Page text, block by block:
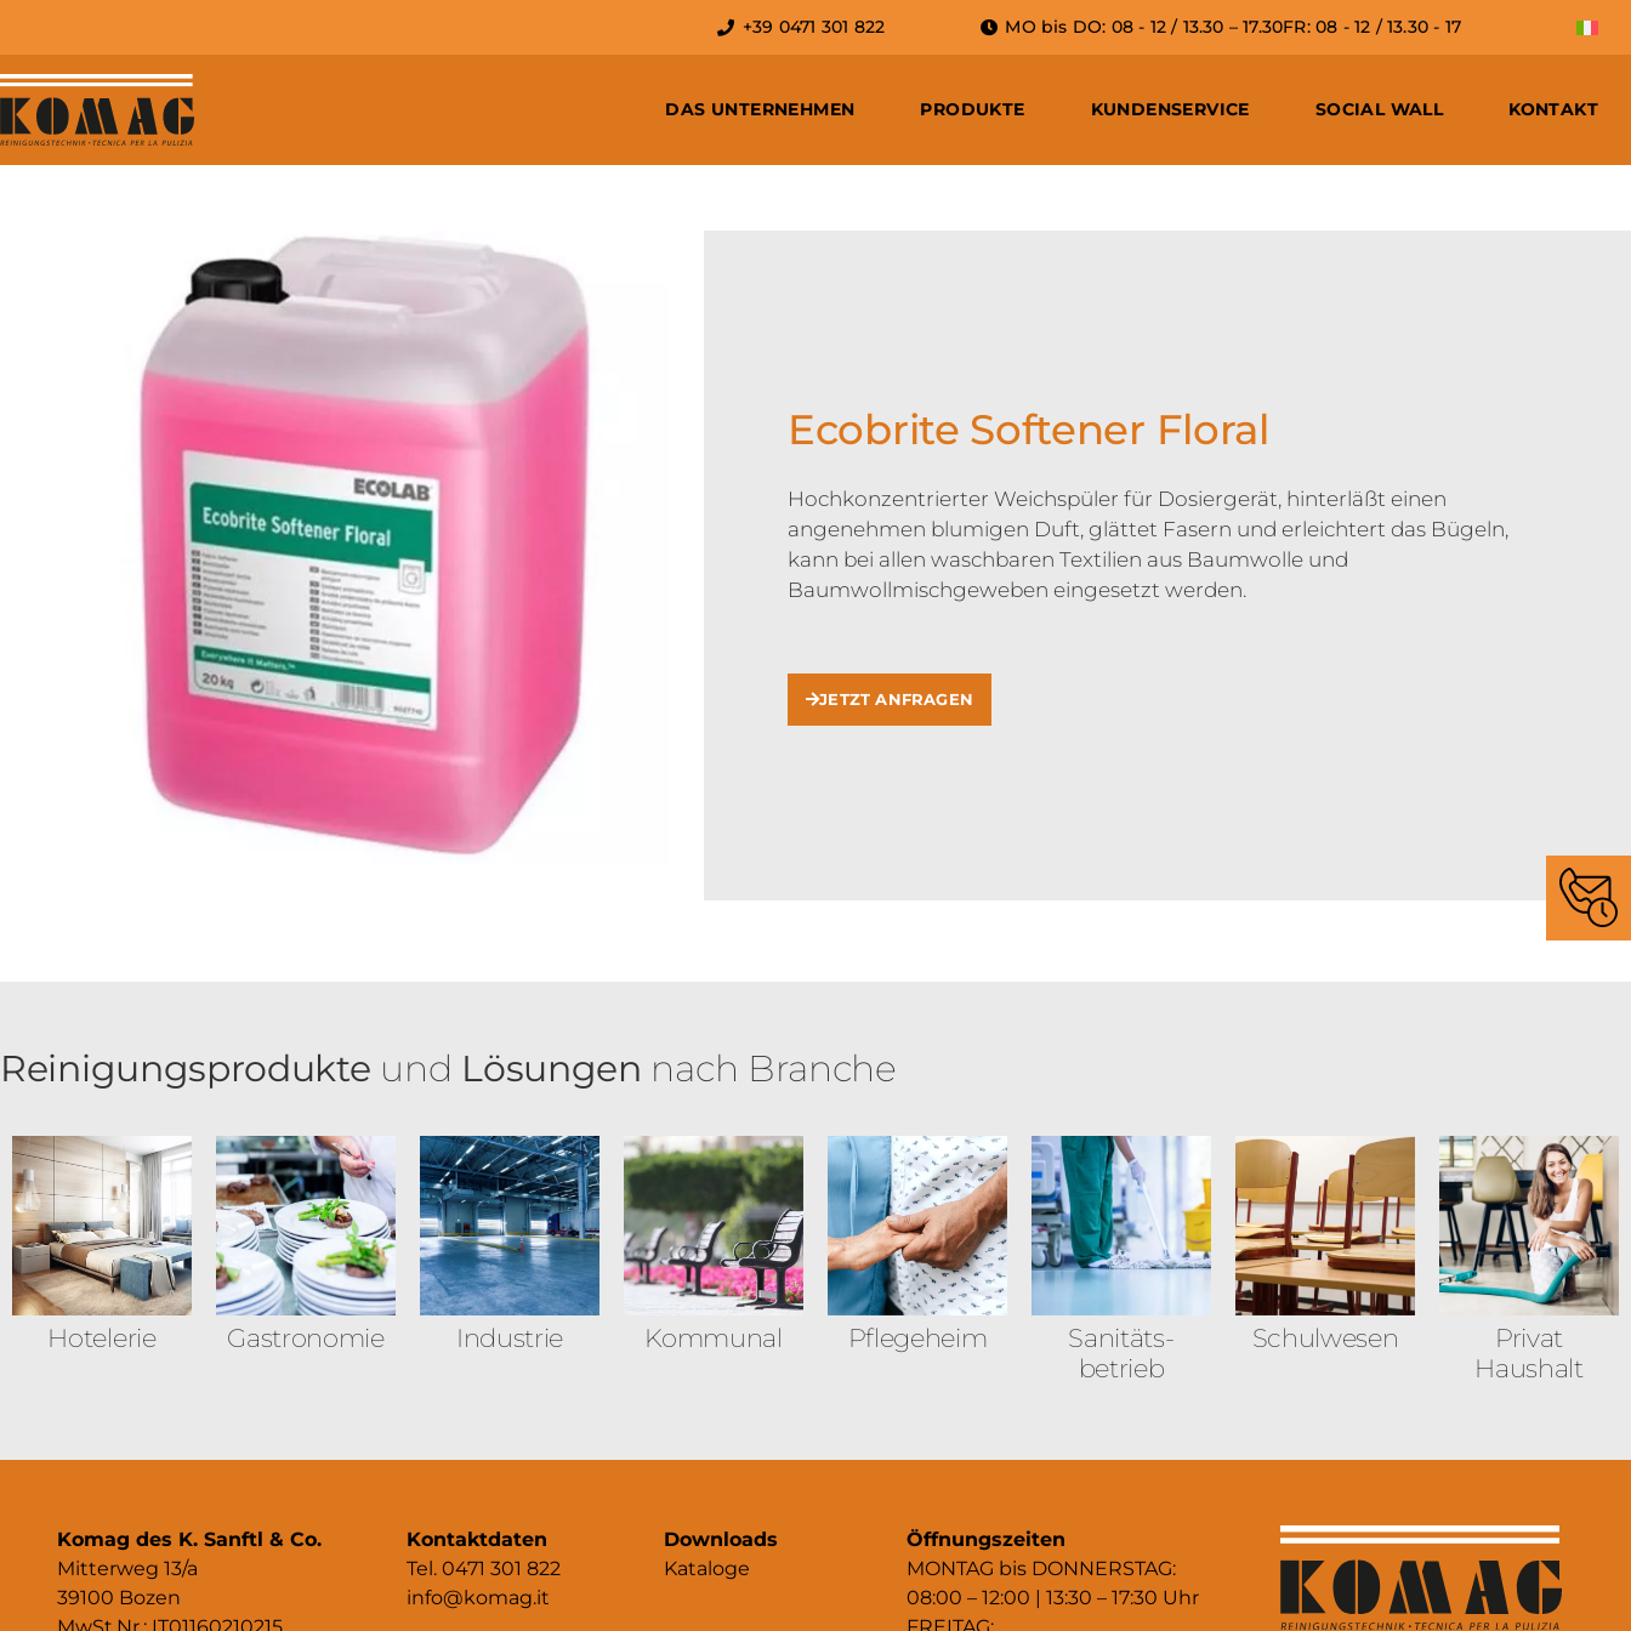
+39 0471 301 822 MO bis DO: 08 - 12 / 13.30 – 17.30FR: 08 - 12 / 13.30 - 17
DAS UNTERNEHMEN PRODUKTE KUNDENSERVICE SOCIAL WALL KONTAKT
Ecobrite Softener Floral
Hochkonzentrierter Weichspüler für Dosiergerät, hinterläßt einen
angenehmen blumigen Duft, glättet Fasern und erleichtert das Bügeln,
kann bei allen waschbaren Textilien aus Baumwolle und
Baumwollmischgeweben eingesetzt werden.
JETZT ANFRAGEN
Reinigungsprodukte und Lösungen nach Branche
Hotelerie Gastronomie Industrie Kommunal Pflegeheim
Sanitäts­
betrieb
Schulwesen
Privat
Haushalt
Komag des K. Sanftl & Co.
Mitterweg 13/a
39100 Bozen
Kontaktdaten
Tel. 0471 301 822
info@komag.it
Downloads
Kataloge
Öffnungszeiten
MONTAG bis DONNERSTAG:
08:00 – 12:00 | 13:30 – 17:30 Uhr